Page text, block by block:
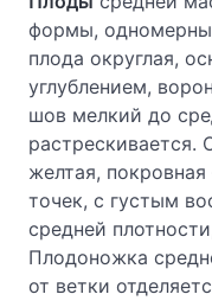
формы,
плода округлая,
углублением,
шов мелкий до
растрескивается.
желтая,
точек, с густым
средней
Плодоножка
от ветки